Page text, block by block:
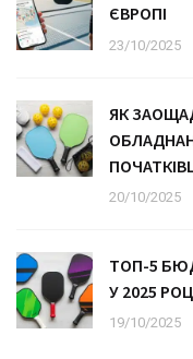
ЄВРОПІ
23/10/2025
ЯК
20/10/2025
ТОП-5
У 2025
19/10/2025